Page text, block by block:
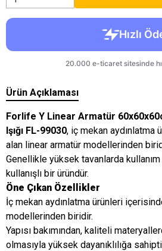
Ürün Açıklaması
Forlife Y Linear Armatür
Işığı FL-99030, iç mekan aydınlatma
alan linear armatür modellerinden
Genellikle yüksek tavanlarda
kullanışlı bir üründür.
Öne Çıkan Özellikler
İç mekan aydınlatma ürünleri
modellerinden biridir.
Yapısı bakımından, kaliteli
olmasıyla yüksek dayanıklılığa